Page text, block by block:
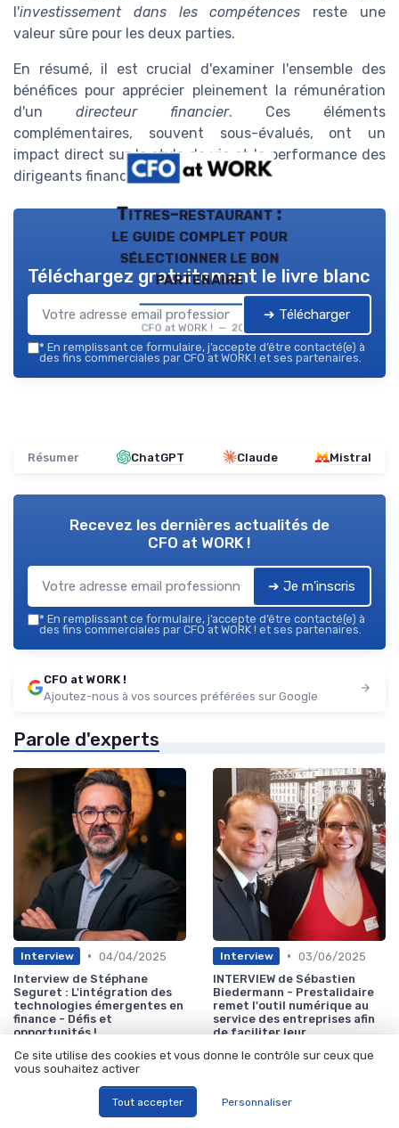
l'investissement dans les compétences reste une
valeur sûre pour les deux parties.
En résumé, il est crucial d'examiner l'ensemble des
bénéfices pour apprécier pleinement la rémunération
d'un directeur financier. Ces éléments
complémentaires, souvent sous-évalués, ont un
impact direct sur le style de vie et la performance des
dirigeants financiers.
Titres-restaurant :
le guide complet pour
sélectionner le bon
partenaire
CFO at WORK ! — 2026
Téléchargez gratuitement le livre blanc
➔ Télécharger
* En remplissant ce formulaire, j’accepte d’être contacté(e) à
des fins commerciales par CFO at WORK ! et ses partenaires.
Résumer ChatGPT Claude Mistral
Recevez les dernières actualités de
CFO at WORK !
➔ Je m'inscris
* En remplissant ce formulaire, j’accepte d’être contacté(e) à
des fins commerciales par CFO at WORK ! et ses partenaires.
CFO at WORK !
Ajoutez-nous à vos sources préférées sur Google
Parole d'experts
Interview • 04/04/2025
Interview de Stéphane
Seguret : L'intégration des
technologies émergentes en
finance - Défis et
opportunités !
Interview • 03/06/2025
INTERVIEW de Sébastien
Biedermann - Prestalidaire
remet l'outil numérique au
service des entreprises afin
de faciliter leur
Les plus lus
Ce site utilise des cookies et vous donne le contrôle sur ceux que
vous souhaitez activer
Tout accepter Personnaliser